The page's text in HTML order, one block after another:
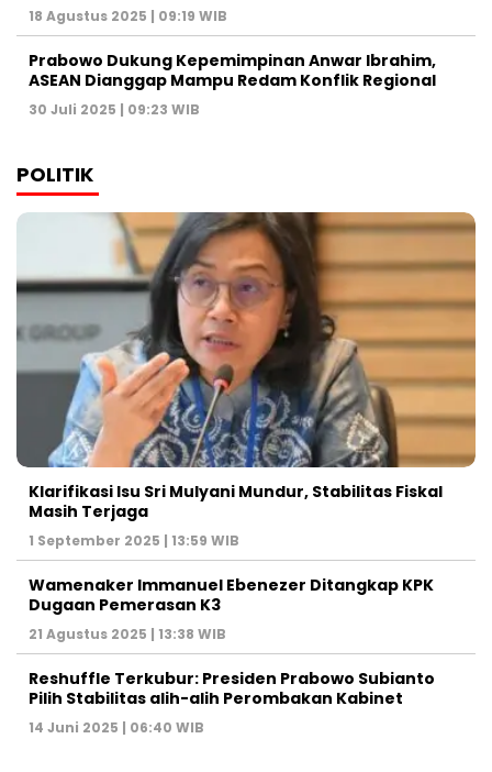
18 Agustus 2025 | 09:19 WIB
Prabowo Dukung Kepemimpinan Anwar Ibrahim,
ASEAN Dianggap Mampu Redam Konflik Regional
30 Juli 2025 | 09:23 WIB
POLITIK
Klarifikasi Isu Sri Mulyani Mundur, Stabilitas Fiskal
Masih Terjaga
1 September 2025 | 13:59 WIB
Wamenaker Immanuel Ebenezer Ditangkap KPK
Dugaan Pemerasan K3
21 Agustus 2025 | 13:38 WIB
Reshuffle Terkubur: Presiden Prabowo Subianto
Pilih Stabilitas alih-alih Perombakan Kabinet
14 Juni 2025 | 06:40 WIB